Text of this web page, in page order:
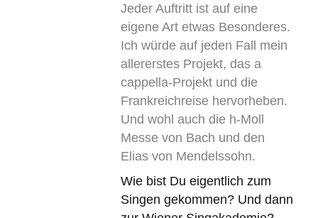
Jeder Auftritt ist auf eine
eigene Art etwas Besonderes.
Ich würde auf jeden Fall mein
allererstes Projekt, das a
cappella-Projekt und die
Frankreichreise hervorheben.
Und wohl auch die h-Moll
Messe von Bach und den
Elias von Mendelssohn.
Wie bist Du eigentlich zum
Singen gekommen? Und dann